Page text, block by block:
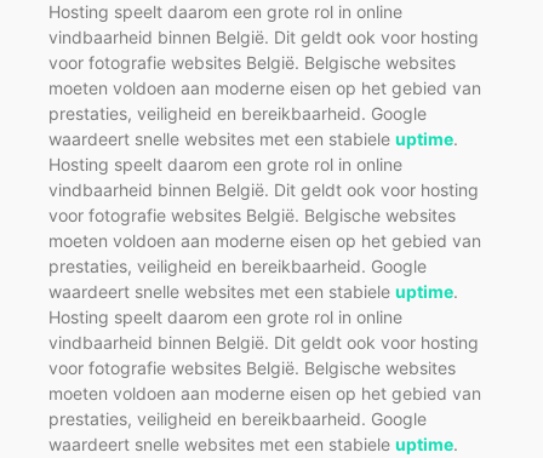
Hosting speelt daarom een grote rol in online
vindbaarheid binnen België. Dit geldt ook voor hosting
voor fotografie websites België. Belgische websites
moeten voldoen aan moderne eisen op het gebied van
prestaties, veiligheid en bereikbaarheid. Google
waardeert snelle websites met een stabiele uptime.
Hosting speelt daarom een grote rol in online
vindbaarheid binnen België. Dit geldt ook voor hosting
voor fotografie websites België. Belgische websites
moeten voldoen aan moderne eisen op het gebied van
prestaties, veiligheid en bereikbaarheid. Google
waardeert snelle websites met een stabiele uptime.
Hosting speelt daarom een grote rol in online
vindbaarheid binnen België. Dit geldt ook voor hosting
voor fotografie websites België. Belgische websites
moeten voldoen aan moderne eisen op het gebied van
prestaties, veiligheid en bereikbaarheid. Google
waardeert snelle websites met een stabiele uptime.